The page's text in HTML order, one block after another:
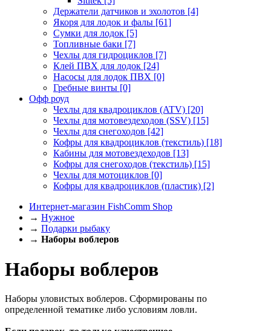
Держатели датчиков и эхолотов [4]
Якоря для лодок и фалы [61]
Сумки для лодок [5]
Топливные баки [7]
Чехлы для гидроциклов [7]
Клей ПВХ для лодок [24]
Насосы для лодок ПВХ [0]
Гребные винты [0]
Офф роуд
Чехлы для квадроциклов (ATV) [20]
Чехлы для мотовездеходов (SSV) [15]
Чехлы для снегоходов [42]
Кофры для квадроциклов (текстиль) [18]
Кабины для мотовездеходов [13]
Кофры для снегоходов (текстиль) [15]
Чехлы для мотоциклов [0]
Кофры для квадроциклов (пластик) [2]
Интернет-магазин FishComm Shop
→ Нужное
→ Подарки рыбаку
→ Наборы воблеров
Наборы воблеров
Наборы уловистых воблеров. Сформированы по
определенной тематике либо условиям ловли.